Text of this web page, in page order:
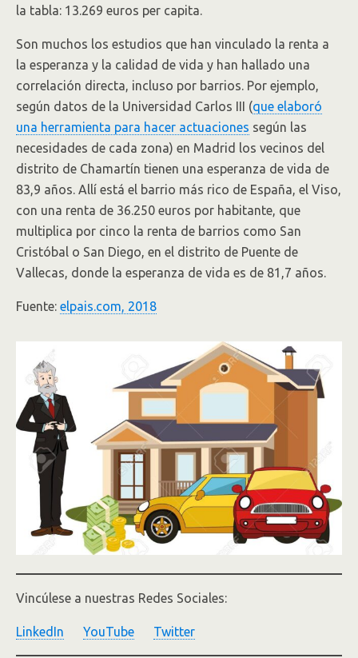
la tabla: 13.269 euros per capita.
Son muchos los estudios que han vinculado la renta a
la esperanza y la calidad de vida y han hallado una
correlación directa, incluso por barrios. Por ejemplo,
según datos de la Universidad Carlos III (que elaboró
una herramienta para hacer actuaciones según las
necesidades de cada zona) en Madrid los vecinos del
distrito de Chamartín tienen una esperanza de vida de
83,9 años. Allí está el barrio más rico de España, el Viso,
con una renta de 36.250 euros por habitante, que
multiplica por cinco la renta de barrios como San
Cristóbal o San Diego, en el distrito de Puente de
Vallecas, donde la esperanza de vida es de 81,7 años.
Fuente: elpais.com, 2018
Vincúlese a nuestras Redes Sociales:
LinkedIn YouTube Twitter